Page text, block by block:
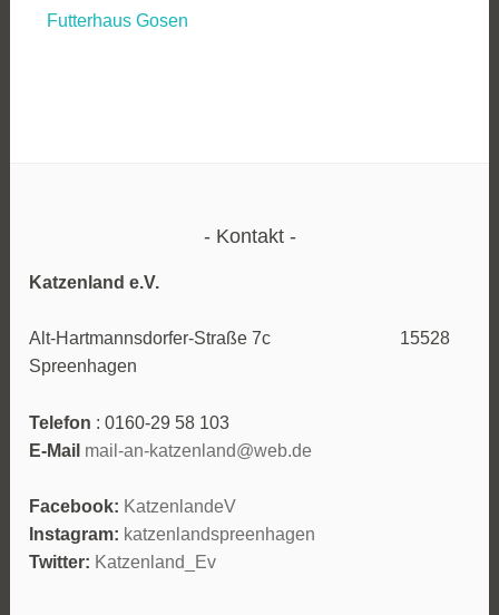
Futterhaus Gosen
Kontakt
Katzenland e.V.
Alt-Hartmannsdorfer-Straße 7c 15528
Spreenhagen
Telefon : 0160-29 58 103
E-Mail mail-an-katzenland@web.de
Facebook: KatzenlandeV
Instagram: katzenlandspreenhagen
Twitter: Katzenland_Ev